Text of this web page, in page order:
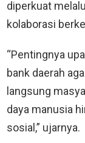
diperkuat
kolaborasi
“Pentingnya
bank daerah
langsung
daya manusia
sosial,” ujarnya.